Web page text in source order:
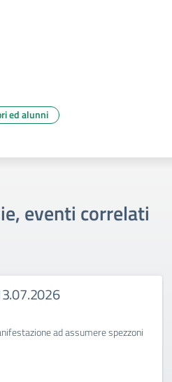
ed alunni
eventi correlati
ad assumere spezzoni